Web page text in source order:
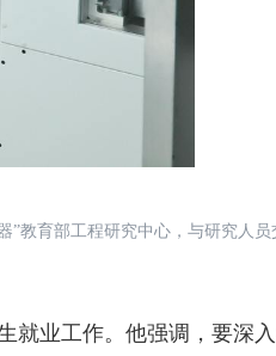
”教育部工程研究中心，与研究人
就业工作。他强调，要深